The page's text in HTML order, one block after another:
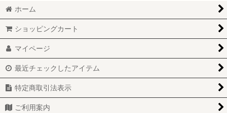
ホーム
ショッピングカート
マイページ
最近チェックしたアイテム
特定商取引法表示
ご利用案内